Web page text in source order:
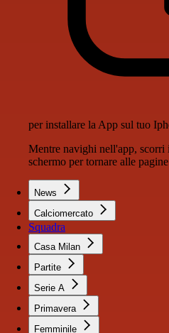
per installare la App sul tuo
Mentre navighi nell'app, scorri
schermo per tornare alle
News
Calciomercato
Squadra
Casa Milan
Partite
Serie A
Primavera
Femminile